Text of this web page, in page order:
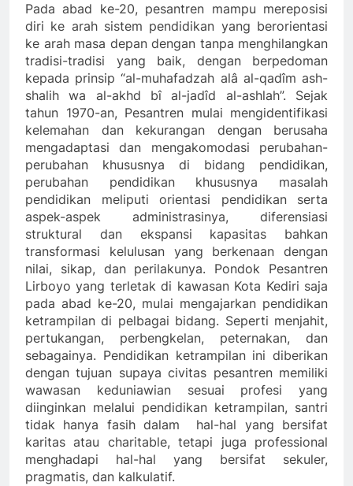
Pada abad ke-20, pesantren mampu mereposisi
diri ke arah sistem pendidikan yang berorientasi
ke arah masa depan dengan tanpa menghilangkan
tradisi-tradisi yang baik, dengan berpedoman
kepada prinsip “al-muhafadzah alâ al-qadîm ash-
shalih wa al-akhd bî al-jadîd al-ashlah”. Sejak
tahun 1970-an, Pesantren mulai mengidentifikasi
kelemahan dan kekurangan dengan berusaha
mengadaptasi dan mengakomodasi perubahan-
perubahan khususnya di bidang pendidikan,
perubahan pendidikan khususnya masalah
pendidikan meliputi orientasi pendidikan serta
aspek-aspek administrasinya, diferensiasi
struktural dan ekspansi kapasitas bahkan
transformasi kelulusan yang berkenaan dengan
nilai, sikap, dan perilakunya. Pondok Pesantren
Lirboyo yang terletak di kawasan Kota Kediri saja
pada abad ke-20, mulai mengajarkan pendidikan
ketrampilan di pelbagai bidang. Seperti menjahit,
pertukangan, perbengkelan, peternakan, dan
sebagainya. Pendidikan ketrampilan ini diberikan
dengan tujuan supaya civitas pesantren memiliki
wawasan keduniawian sesuai profesi yang
diinginkan melalui pendidikan ketrampilan, santri
tidak hanya fasih dalam hal-hal yang bersifat
karitas atau charitable, tetapi juga professional
menghadapi hal-hal yang bersifat sekuler,
pragmatis, dan kalkulatif.